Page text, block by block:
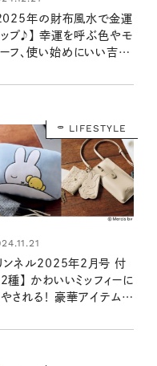
2025年の財布風水で金運
プ♪】 幸運を呼ぶ色やモ
フ、使い始めにいい吉日
LIFESTYLE
リンネル2025年2月号 付
種】 かわいいミッフィーに
される！ 豪華アイテムが
年2月号・2月号増刊）